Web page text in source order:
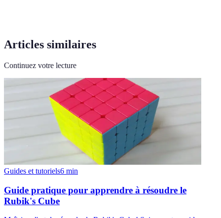
Articles similaires
Continuez votre lecture
Guides et tutoriels6 min
Guide pratique pour apprendre à résoudre le
Rubik's Cube